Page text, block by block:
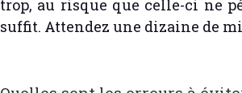
trop, au risque que celle-ci ne
suffit. Attendez une dizaine de